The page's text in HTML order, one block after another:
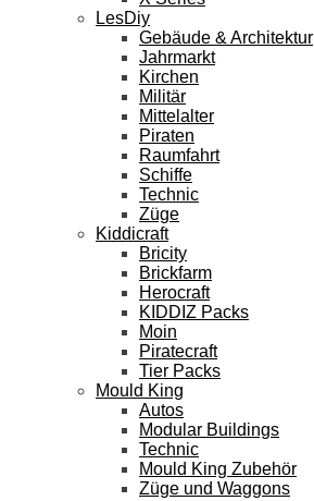
LesDiy
Gebäude & Architektur
Jahrmarkt
Kirchen
Militär
Mittelalter
Piraten
Raumfahrt
Schiffe
Technic
Züge
Kiddicraft
Bricity
Brickfarm
Herocraft
KIDDIZ Packs
Moin
Piratecraft
Tier Packs
Mould King
Autos
Modular Buildings
Technic
Mould King Zubehör
Züge und Waggons